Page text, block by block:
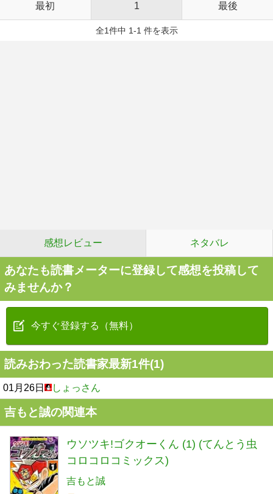
最初 1 最後
全1件中 1-1 件を表示
感想レビュー ネタバレ
あなたも読書メーターに登録して感想を投稿して
みませんか？
今すぐ登録する（無料）
読みおわった読書家最新1件(1)
01月26日 しょっさん
吉もと誠の関連本
ウソツキ!ゴクオーくん (1) (てんとう虫
コロコロコミックス)
吉もと誠